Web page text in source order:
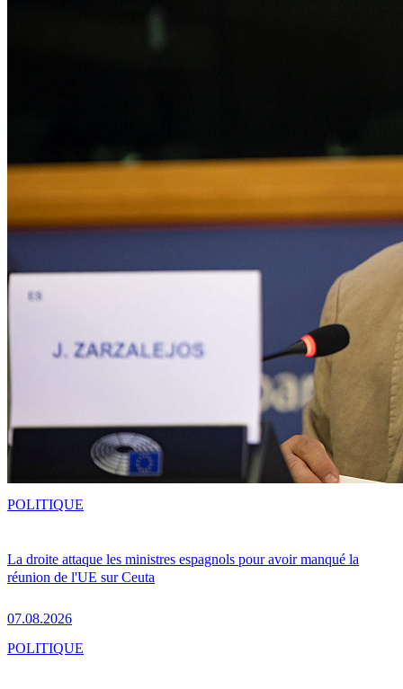
La droite attaque les ministres espagnols pour avoir manqué la
réunion de l'UE sur Ceuta
07.08.2026
POLITIQUE
POLITIQUE